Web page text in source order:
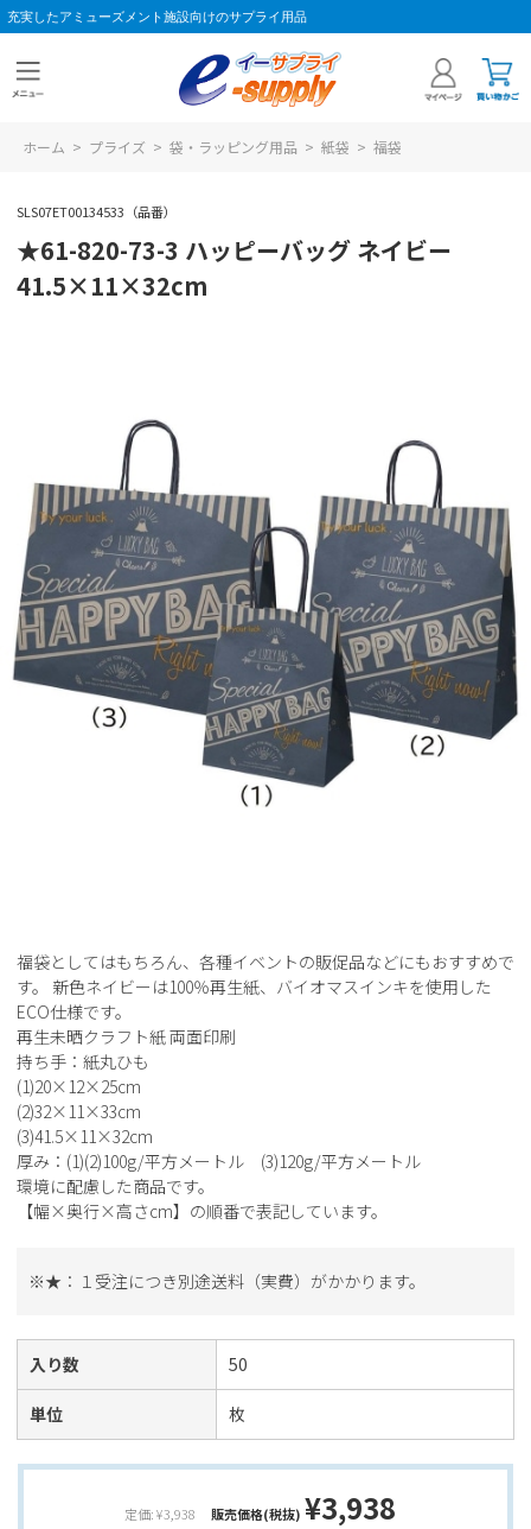
充実したアミューズメント施設向けのサプライ用品
ホーム > プライズ > 袋・ラッピング用品 > 紙袋 > 福袋
SLS07ET00134533（品番）
★61-820-73-3 ハッピーバッグ ネイビー
41.5×11×32cm
福袋としてはもちろん、各種イベントの販促品などにもおすすめで
す。 新色ネイビーは100％再生紙、バイオマスインキを使用した
ECO仕様です。
再生未晒クラフト紙 両面印刷
持ち手：紙丸ひも
(1)20×12×25cm
(2)32×11×33cm
(3)41.5×11×32cm
厚み：(1)(2)100g/平方メートル (3)120g/平方メートル
環境に配慮した商品です。
【幅×奥行×高さcm】の順番で表記しています。
※★：１受注につき別途送料（実費）がかかります。
入り数 50
単位 枚
定価: ¥3,938 販売価格(税抜) ¥3,938